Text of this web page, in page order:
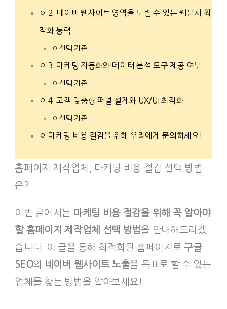
2. 네이버 웹사이트 영역을 노릴 수 있는 웹문서 최
적화 능력
선택 기준:
3. 마케팅 자동화와 데이터 분석 도구 제공 여부
선택 기준:
4. 고객 맞춤형 퍼널 설계와 UX/UI 최적화
선택 기준:
마케팅 비용 절감을 위해 우리에게 문의하세요!
홈페이지 제작업체, 마케팅 비용 절감 선택 방법
은?
이번 글에서는 마케팅 비용 절감을 위해 꼭 알아야
할 홈페이지 제작업체 선택 방법을 안내해드리겠
습니다. 이 글을 통해 최적화된 홈페이지로구글
SEO와 네이버 웹사이트 노출을 목표로 할 수 있는
업체를 찾는 방법을 알아보세요!